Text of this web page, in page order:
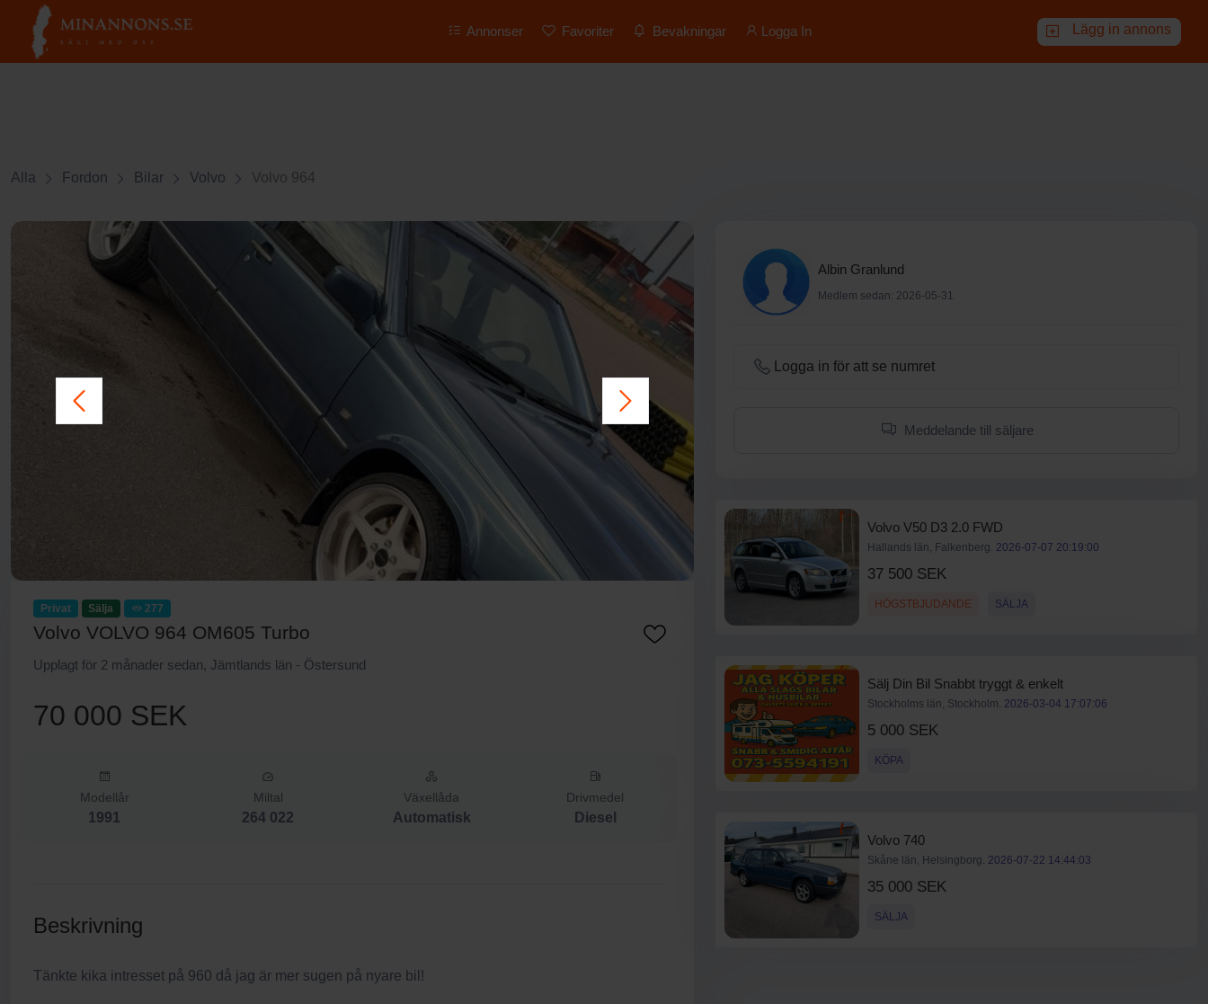
Annonser Favoriter Bevakningar Logga In Lägg in annons
Alla Fordon Bilar Volvo Volvo 964
Privat Sälja 277
Volvo VOLVO 964 OM605 Turbo
Upplagt för 2 månader sedan, Jämtlands län - Östersund
70 000 SEK
Modellår
1991
Miltal
264 022
Växellåda
Automatisk
Drivmedel
Diesel
Beskrivning
Tänkte kika intresset på 960 då jag är mer sugen på nyare bil!
Albin Granlund
Medlem sedan: 2026-05-31
Logga in för att se numret
Meddelande till säljare
Volvo V50 D3 2.0 FWD
Hallands län, Falkenberg. 2026-07-07 20:19:00
37 500 SEK
HÖGSTBJUDANDE SÄLJA
Sälj Din Bil Snabbt tryggt & enkelt
Stockholms län, Stockholm. 2026-03-04 17:07:06
5 000 SEK
KÖPA
Volvo 740
Skåne län, Helsingborg. 2026-07-22 14:44:03
35 000 SEK
SÄLJA